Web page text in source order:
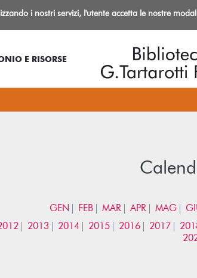
Informazioni
E RISORSE
GEN FEB MAR APR MAG
2013 2014 2015 2016 2017
i nostri servizi, l'utente accetta le nostre